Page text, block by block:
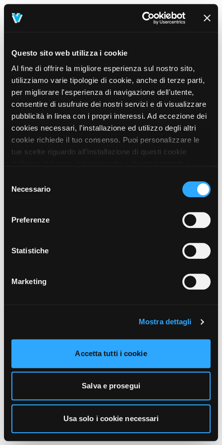
Questo sito web utilizza i cookie
Al fine di offrire la migliore esperienza sul nostro sito,
utilizziamo varie tipologie di cookie, anche di terze parti,
per migliorare l'esperienza di navigazione dell'utente,
consentire di usufruire dei nostri servizi e di visualizzare
pubblicità in linea con i propri interessi. Ad eccezione dei
cookies necessari, l’installazione ed utilizzo degli altri
cookie richiede il tuo consenso. Puoi personalizzare le
tue scelte riguardo all’installazione di questi cookie
prosegui” o decidere di accettare tutti i cookie, cliccando
sul pulsante “Accetta tutti i cookie”. Cliccando sul tasto
unicamente i cookie necessari alla navigazione. Per
funzionamento, puoi prendere visione dell’informativa
cliccando qui.
delNecessario
Preferenze
Statistiche
Marketing
Mostra dettagli
Accetta tutti i cookie
Salva e prosegui
Usa solo i cookie necessari
404